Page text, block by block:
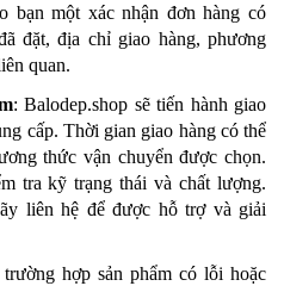
bạn một xác nhận đơn hàng có
đặt, địa chỉ giao hàng, phương
quan.
: Balodep.shop sẽ tiến hành giao
cấp. Thời gian giao hàng có thể
thức vận chuyển được chọn.
tra kỹ trạng thái và chất lượng.
liên hệ để được hỗ trợ và giải
hợp sản phẩm có lỗi hoặc